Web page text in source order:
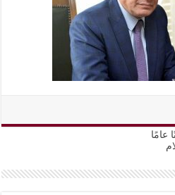
عامًا